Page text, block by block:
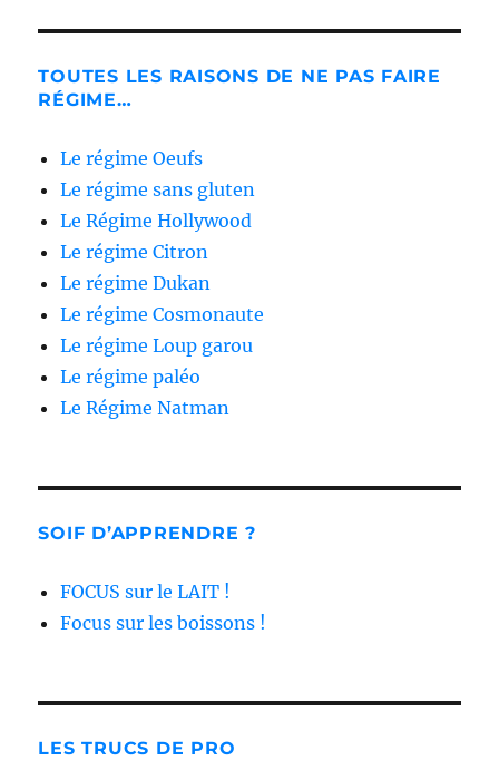
TOUTES LES RAISONS DE NE PAS FAIRE
RÉGIME…
Le régime Oeufs
Le régime sans gluten
Le Régime Hollywood
Le régime Citron
Le régime Dukan
Le régime Cosmonaute
Le régime Loup garou
Le régime paléo
Le Régime Natman
SOIF D’APPRENDRE ?
FOCUS sur le LAIT !
Focus sur les boissons !
LES TRUCS DE PRO